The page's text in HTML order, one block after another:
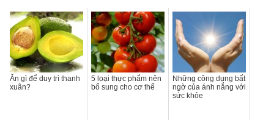
Ăn gì để duy trì thanh
xuân?
5 loại thực phẩm nên
bổ sung cho cơ thể
Những công dụng bất
ngờ của ánh nắng với
sức khỏe